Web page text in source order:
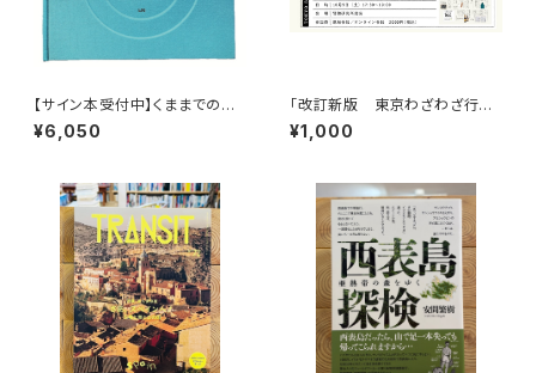
【サイン本受付中】くままでのお
さらい〈特装新版〉
¥6,050
「改訂新版 東京わざわざ行き
たい街の本屋さん」出版記念ト
ークイベント録画視聴権
¥1,000